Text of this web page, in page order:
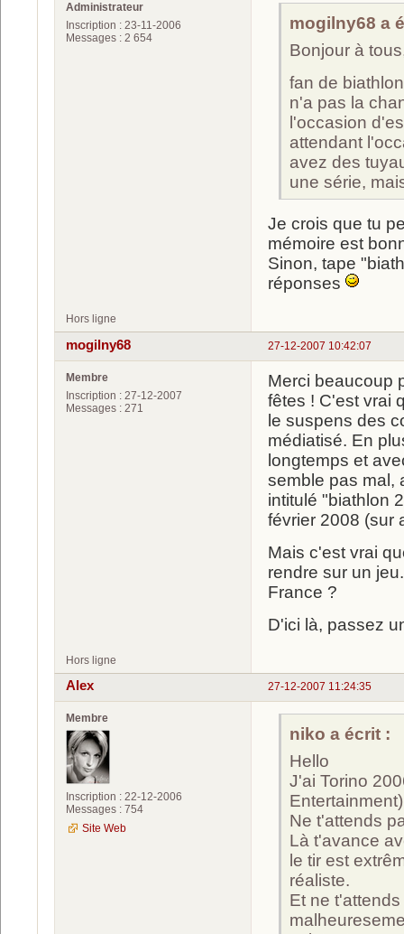
Administrateur
Inscription : 23-11-2006
Messages : 2 654
mogilny68 a
Bonjour à
fan de
n'a pas la
l'occasion
attendant
avez des
une série,
Je crois que tu
mémoire est
Sinon, tape
réponses
Hors ligne
27-12-2007 10:42:07
mogilny68
Membre
Inscription : 27-12-2007
Messages : 271
Merci beaucoup
fêtes ! C'est vrai
le suspens des
médiatisé. En
longtemps et
semble pas mal,
intitulé "biathlon
février 2008 (sur
Mais c'est vrai
rendre sur un
France ?
D'ici là, passez
Hors ligne
27-12-2007 11:24:35
Alex
Membre
Inscription : 22-12-2006
Messages : 754
Site Web
niko a écrit :
Hello
J'ai Torino
Ne t'attends
Là t'avance
le tir est
réaliste.
Et ne